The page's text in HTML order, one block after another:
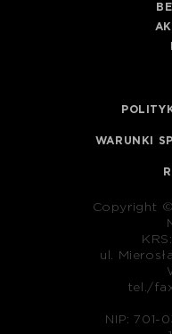
WARUNKI
Copyright
ul.
tel./
NIP: 701-